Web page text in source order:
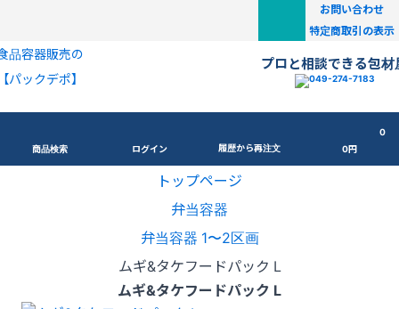
お問い合わせ
特定商取引の表示
品容器販売の
【パックデポ】
プロと相談できる包材
商品検索 ログイン 履歴から再注文
0
0円
トップページ
弁当容器
弁当容器 1〜2区画
ムギ&タケフードパック L
ムギ&タケフードパック L